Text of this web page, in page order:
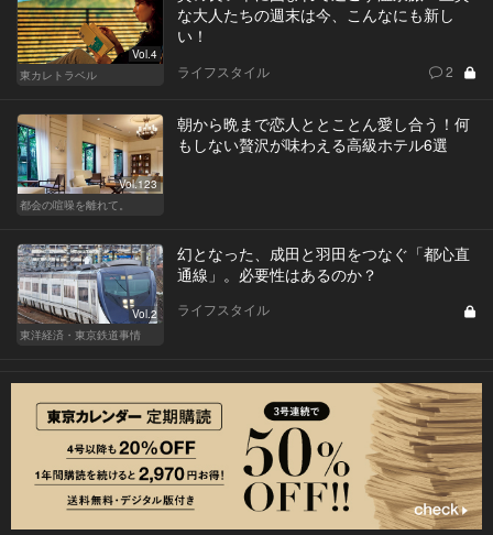
Vol.4
東カレトラベル
な大人たちの週末は今、こんなにも新し
い！
ライフスタイル 2
Vol.123
都会の喧噪を離れて。
朝から晩まで恋人ととことん愛し合う！何
もしない贅沢が味わえる高級ホテル6選
Vol.2
東洋経済・東京鉄道事情
幻となった、成田と羽田をつなぐ「都心直
通線」。必要性はあるのか？
ライフスタイル